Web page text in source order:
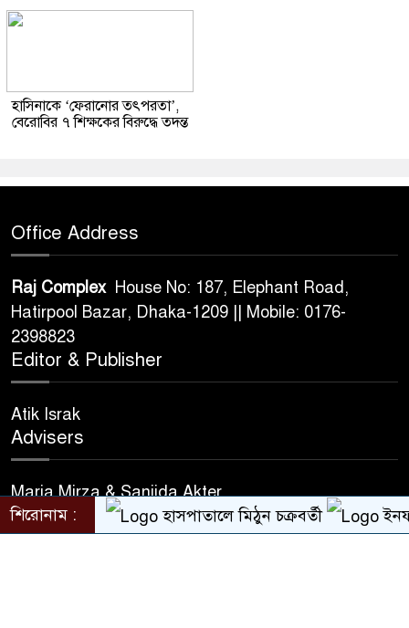
হাসিনাকে ‘ফেরানোর তৎপরতা’,
বেরোবির ৭ শিক্ষকের বিরুদ্ধে তদন্ত
Office Address
Raj Complex House No: 187, Elephant Road,
Hatirpool Bazar, Dhaka-1209 || Mobile: 0176-
2398823
Editor & Publisher
Atik Israk
Advisers
Maria Mirza & Sanjida Akter
শিরোনাম : হাসপাতালে মিঠুন চক্রবর্তী